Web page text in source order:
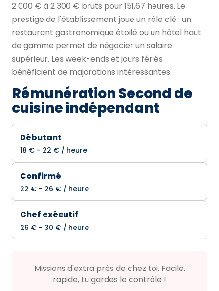
2 000 € à 2 300 € bruts pour 151,67 heures. Le
prestige de l'établissement joue un rôle clé : un
restaurant gastronomique étoilé ou un hôtel haut
de gamme permet de négocier un salaire
supérieur. Les week-ends et jours fériés
bénéficient de majorations intéressantes.
Rémunération Second de
cuisine indépendant
Débutant
18 € - 22 € / heure
Confirmé
22 € - 26 € / heure
Chef exécutif
26 € - 30 € / heure
Missions d'extra près de chez toi. Facile,
rapide, tu gardes le contrôle !